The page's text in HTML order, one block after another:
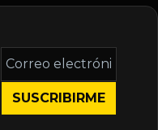
Correo
electrónico
*